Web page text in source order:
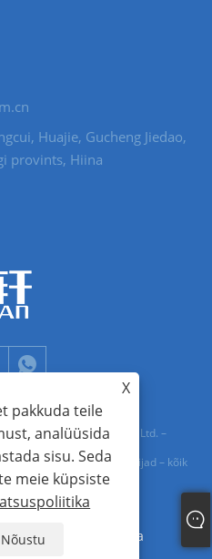
Huajie, Gucheng Jiedao,
provints, Hiina
Import and Export Co., Ltd. –
metallist aasa tarnijad – kõik
Privaatsuspoliitika
X
pakkuda teile
analüüsida
sisu. Seda
meie küpsiste
Nõustu